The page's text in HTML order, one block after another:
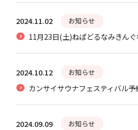
2024.11.02 お知らせ
11月23日(土)ねぱどるなみきんぐ
2024.10.12 お知らせ
カンサイサウナフェスティバル予
2024.09.09 お知らせ